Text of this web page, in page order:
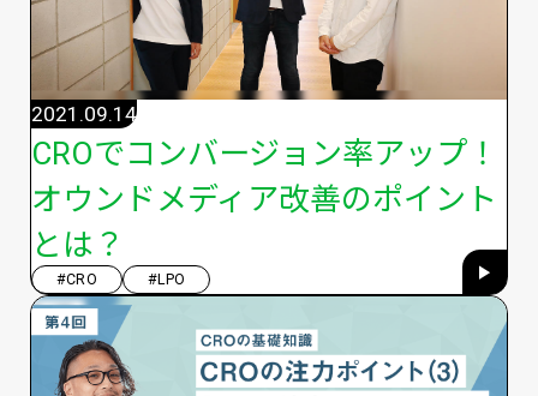
CROでコンバージョン率アップ！
オウンドメディア改善のポイント
とは？
2021.09.14
#CRO #LPO